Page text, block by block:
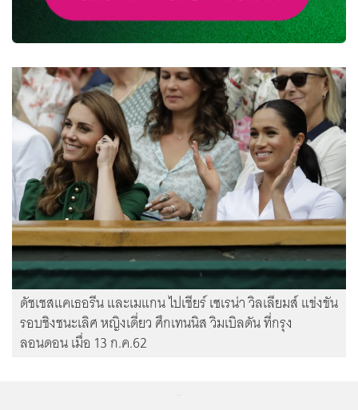
ดัชเชสแคเธอรีน และเมแกน ไปเชียร์ เซเรน่า วิลเลียมส์ แข่งขัน
รอบชิงชนะเลิศ หญิงเดี่ยว ศึกเทนนิส วิมเบิลดัน ที่กรุง
ลอนดอน เมื่อ 13 ก.ค.62